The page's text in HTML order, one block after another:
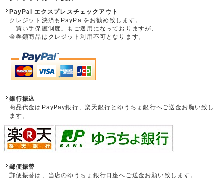
PayPal エクスプレスチェックアウト
クレジット決済もPayPalをお勧め致します。
「買い手保護制度」もご適用になっておりますが、
金券類商品はクレジット利用不可となります。
銀行振込
商品代金はPayPay銀行、楽天銀行とゆうちょ銀行へご送金お願い致し
ます。
郵便振替
郵便振替は、当店のゆうちょ銀行口座へご送金お願い致します。